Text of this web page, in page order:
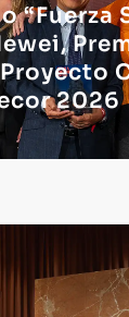
“Fuerza
2026